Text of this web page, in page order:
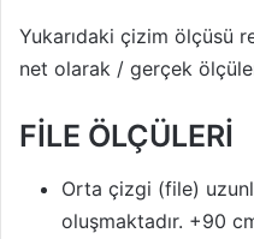
Yukarıdaki çizim ölçüsü
net olarak / gerçek
FİLE ÖLÇÜLERİ
Orta çizgi (file)
oluşmaktadır. +90